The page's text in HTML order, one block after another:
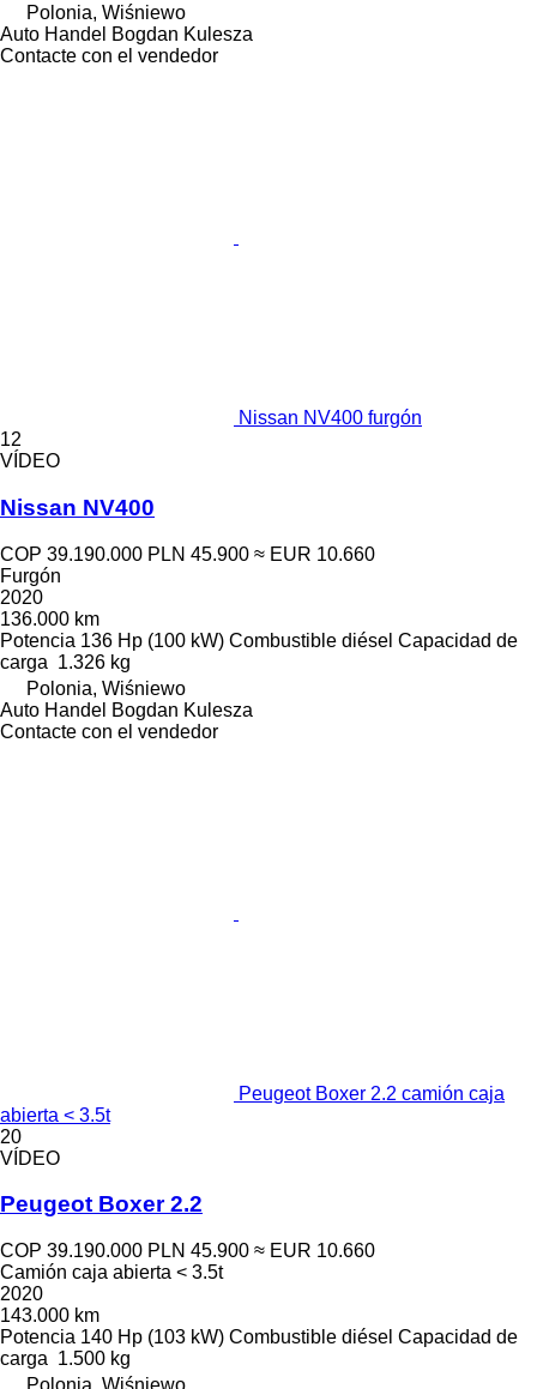
Polonia, Wiśniewo
Auto Handel Bogdan Kulesza
Contacte con el vendedor
Nissan NV400 furgón
12
VÍDEO
Nissan NV400
COP 39.190.000 PLN 45.900 ≈ EUR 10.660
Furgón
2020
136.000 km
Potencia 136 Hp (100 kW) Combustible diésel Capacidad de
carga 1.326 kg
Polonia, Wiśniewo
Auto Handel Bogdan Kulesza
Contacte con el vendedor
Peugeot Boxer 2.2 camión caja
abierta < 3.5t
20
VÍDEO
Peugeot Boxer 2.2
COP 39.190.000 PLN 45.900 ≈ EUR 10.660
Camión caja abierta < 3.5t
2020
143.000 km
Potencia 140 Hp (103 kW) Combustible diésel Capacidad de
carga 1.500 kg
Polonia, Wiśniewo